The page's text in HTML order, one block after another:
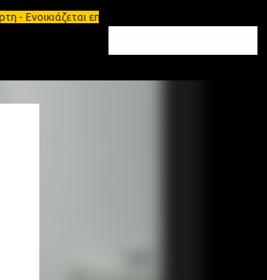
επιπλωμένο διαμέρισμα